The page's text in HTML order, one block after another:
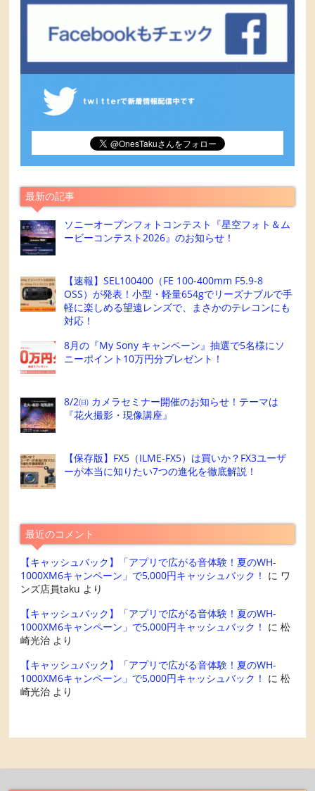
最新の記事
ソニーオープンフォトコンテスト『星空フォト＆ム
ービーコンテスト2026』のお知らせ！
【速報】SEL100400（FE 100-400mm F5.9-8
OSS）が発表！小型・軽量654gでリーズナブルで手
軽に楽しめる望遠レンズで、まさかのテレコンにも
対応！
8月の『My Sony キャンペーン』抽選で5名様にソ
ニーポイント10万円分プレゼント！
8/2㈰ カメラセミナー開催のお知らせ！テーマは
『花火撮影・現像講座』
【保存版】FX5（ILME-FX5）は買いか？FX3ユーザ
ーが本当に知りたい7つの進化を徹底解説！
最近のコメント
【キャッシュバック】「アプリで広がる音体験！夏のWH-
1000XM6キャンペーン」で5,000円キャッシュバック！ に ワ
ンズ店員taku より
【キャッシュバック】「アプリで広がる音体験！夏のWH-
1000XM6キャンペーン」で5,000円キャッシュバック！ に松
崎光治 より
【キャッシュバック】「アプリで広がる音体験！夏のWH-
1000XM6キャンペーン」で5,000円キャッシュバック！ に松
崎光治 より